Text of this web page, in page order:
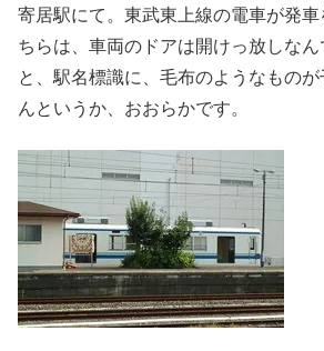
寄居駅にて。東武東上線の電車が発車
ちらは、車両のドアは開けっ放しな
と、駅名標識に、毛布のようなもの
んというか、おおらかです。